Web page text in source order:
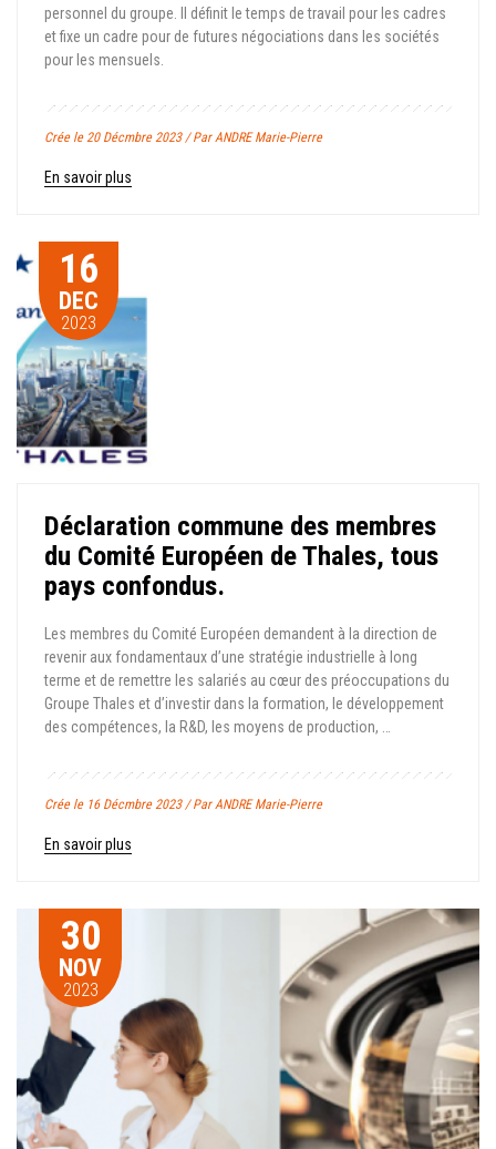
personnel du groupe. Il définit le temps de travail pour les cadres
et fixe un cadre pour de futures négociations dans les sociétés
pour les mensuels.
Crée le 20 Décmbre 2023 / Par ANDRE Marie-Pierre
En savoir plus
16
DEC
2023
Déclaration commune des membres
du Comité Européen de Thales, tous
pays confondus.
Les membres du Comité Européen demandent à la direction de
revenir aux fondamentaux d’une stratégie industrielle à long
terme et de remettre les salariés au cœur des préoccupations du
Groupe Thales et d’investir dans la formation, le développement
des compétences, la R&D, les moyens de production, …
Crée le 16 Décmbre 2023 / Par ANDRE Marie-Pierre
En savoir plus
30
NOV
2023